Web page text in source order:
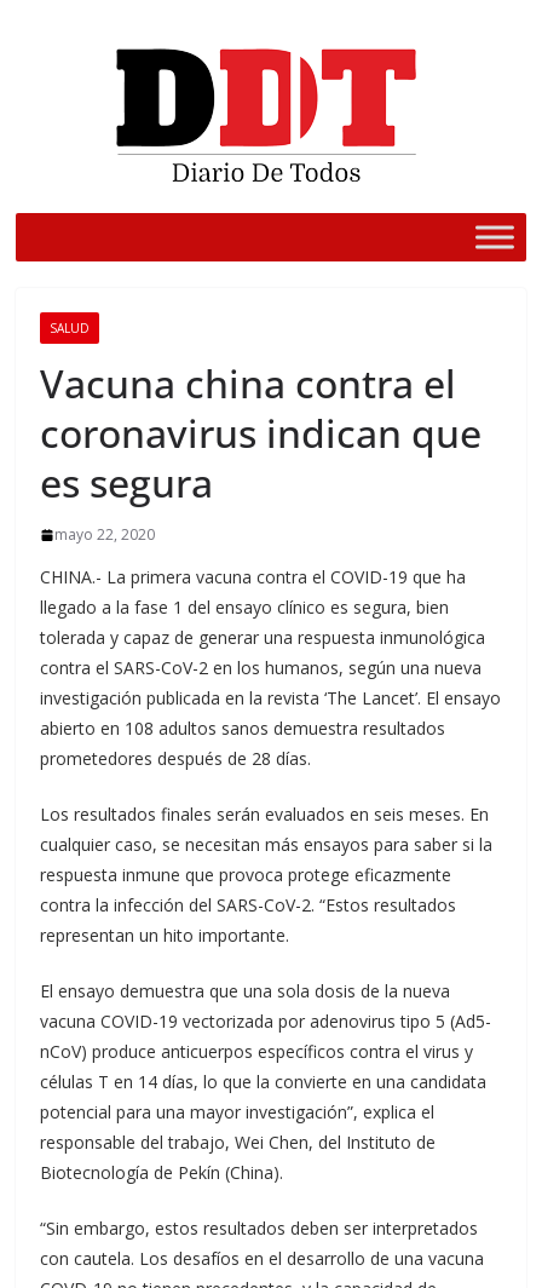
SALUD
Vacuna china contra el
coronavirus indican que
es segura
mayo 22, 2020
CHINA.- La primera vacuna contra el COVID-19 que ha
llegado a la fase 1 del ensayo clínico es segura, bien
tolerada y capaz de generar una respuesta inmunológica
contra el SARS-CoV-2 en los humanos, según una nueva
investigación publicada en la revista ‘The Lancet’. El ensayo
abierto en 108 adultos sanos demuestra resultados
prometedores después de 28 días.
Los resultados finales serán evaluados en seis meses. En
cualquier caso, se necesitan más ensayos para saber si la
respuesta inmune que provoca protege eficazmente
contra la infección del SARS-CoV-2. “Estos resultados
representan un hito importante.
El ensayo demuestra que una sola dosis de la nueva
vacuna COVID-19 vectorizada por adenovirus tipo 5 (Ad5-
nCoV) produce anticuerpos específicos contra el virus y
células T en 14 días, lo que la convierte en una candidata
potencial para una mayor investigación”, explica el
responsable del trabajo, Wei Chen, del Instituto de
Biotecnología de Pekín (China).
“Sin embargo, estos resultados deben ser interpretados
con cautela. Los desafíos en el desarrollo de una vacuna